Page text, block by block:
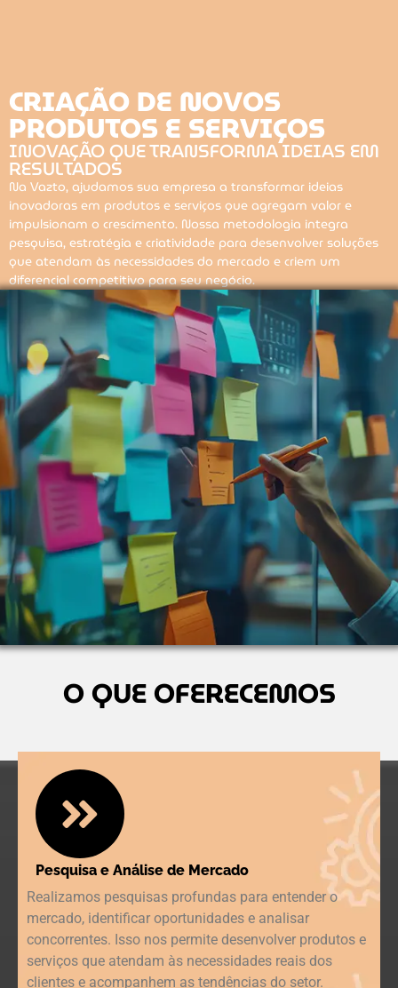
CRIAÇÃO DE NOVOS
PRODUTOS E SERVIÇOS
INOVAÇÃO QUE TRANSFORMA IDEIAS EM
RESULTADOS
Na Vazto, ajudamos sua empresa a transformar ideias
inovadoras em produtos e serviços que agregam valor e
impulsionam o crescimento. Nossa metodologia integra
pesquisa, estratégia e criatividade para desenvolver soluções
que atendam às necessidades do mercado e criem um
diferencial competitivo para seu negócio.
O QUE OFERECEMOS
Pesquisa e Análise de Mercado
Realizamos pesquisas profundas para entender o
mercado, identificar oportunidades e analisar
concorrentes. Isso nos permite desenvolver produtos e
serviços que atendam às necessidades reais dos
clientes e acompanhem as tendências do setor.